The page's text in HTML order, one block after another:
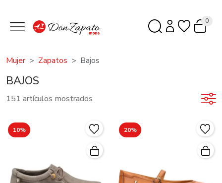
0
Mujer Zapatos Bajos
BAJOS
151 artículos mostrados
10% 20%